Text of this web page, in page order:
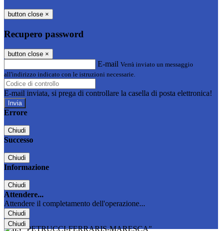
button close ×
Recupero password
button close ×
E-mail Verrà inviato un messaggio
all'indirizzo indicato con le istruzioni necessarie.
E-mail inviata, si prega di controllare la casella di posta elettronica!
Errore
Chiudi
Successo
Chiudi
Informazione
Chiudi
Attendere...
Attendere il completamento dell'operazione...
Chiudi
Chiudi